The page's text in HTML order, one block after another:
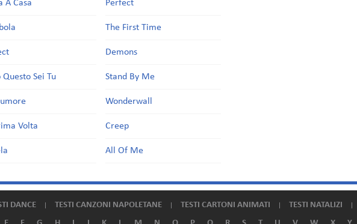
A Casa
Questo Sei Tu
Volta
Perfect
The First Time
Demons
Stand By Me
Wonderwall
Creep
All Of Me
DANCE TESTI CANZONI NAPOLETANE TESTI CARTONI ANIMATI TESTI NATALIZI